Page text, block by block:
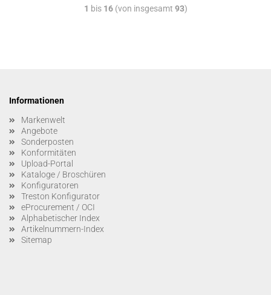
1 bis 16(von insgesamt 93)
Informationen
Markenwelt
Angebote
Sonderposten
Konformitäten
Upload-Portal
Kataloge / Broschüren
Konfiguratoren
Treston Konfigurator
eProcurement / OCI
Alphabetischer Index
Artikelnummern-Index
Sitemap